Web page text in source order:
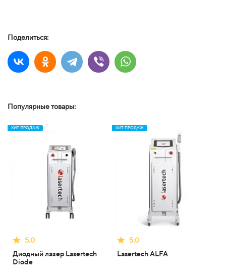
Поделиться:
Популярные товары:
ХИТ ПРОДАЖ
5.0
Диодный лазер Lasertech
Diode
ХИТ ПРОДАЖ
5.0
Lasertech ALFA